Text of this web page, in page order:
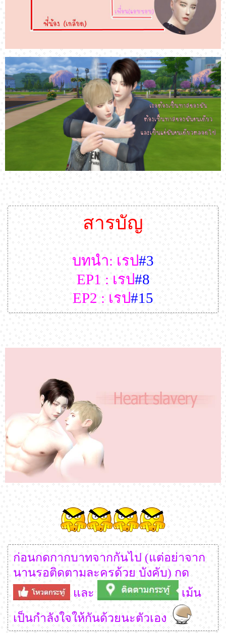
สารบัญ
บทนำ: เรป#3
EP1 : เรป#8
EP2 : เรป#15
ก่อนกดกากบาทจากกันไป (แต่อย่าจาก
นานรอติดตามละครด้วย บังคับ) กด
และ
เม้น
เป็นกำลังใจให้กันด้วยนะตัวเอง